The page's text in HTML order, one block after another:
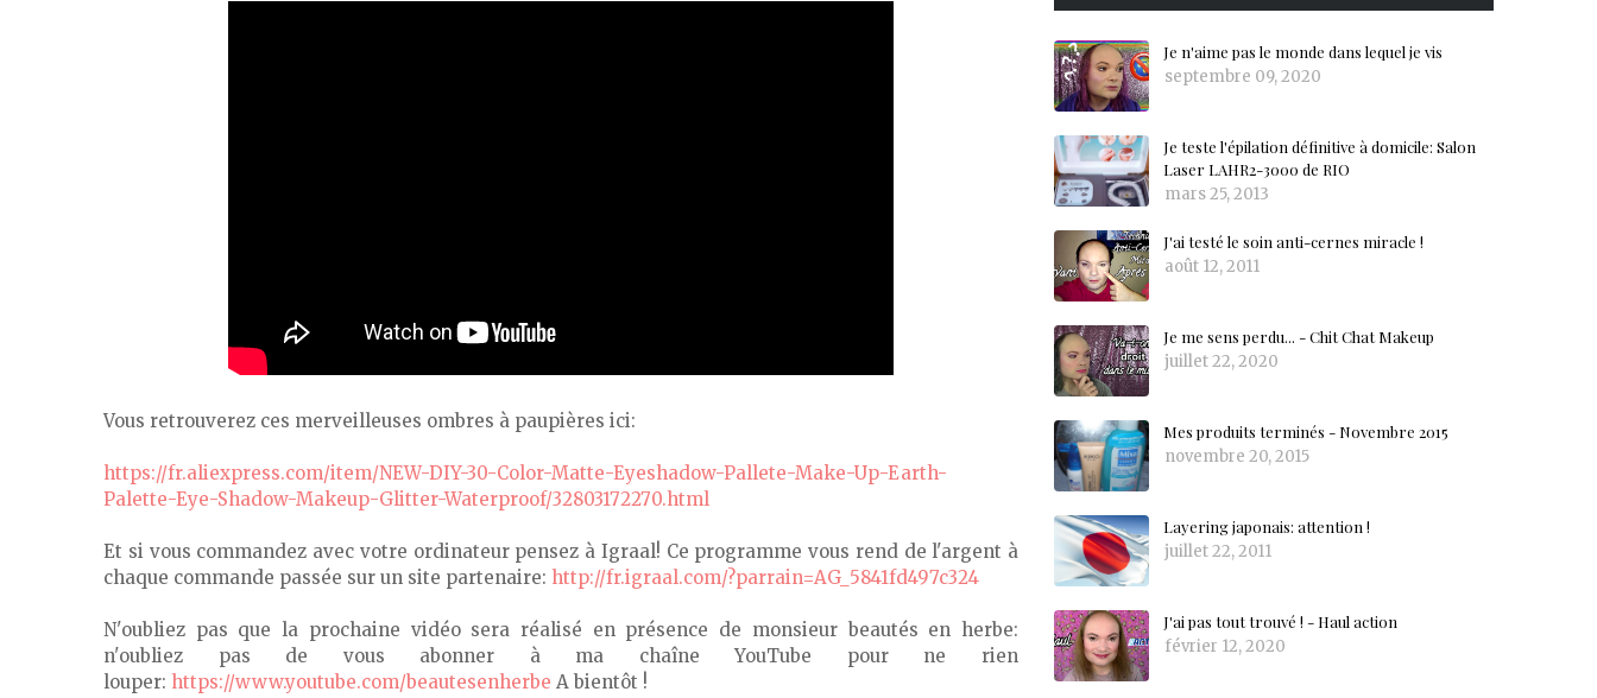
Vous retrouverez ces merveilleuses ombres à paupières ici:
https://fr.aliexpress.com/item/NEW-DIY-30-Color-Matte-Eyeshadow-Pallete-Make-Up-Earth-
Palette-Eye-Shadow-Makeup-Glitter-Waterproof/32803172270.html
Et si vous commandez avec votre ordinateur pensez à Igraal! Ce programme vous rend de l'argent à
chaque commande passée sur un site partenaire: http://fr.igraal.com/?parrain=AG_5841fd497c324
N'oubliez pas que la prochaine vidéo sera réalisé en présence de monsieur beautés en herbe:
n'oubliez pas de vous abonner à ma chaîne YouTube pour ne rien
louper: https://www.youtube.com/beautesenherbe A bientôt !
Je n'aime pas le monde dans lequel je vis
septembre 09, 2020
Je teste l'épilation définitive à domicile: Salon
Laser LAHR2-3000 de RIO
mars 25, 2013
J'ai testé le soin anti-cernes miracle !
août 12, 2011
Je me sens perdu... - Chit Chat Makeup
juillet 22, 2020
Mes produits terminés - Novembre 2015
novembre 20, 2015
Layering japonais: attention !
juillet 22, 2011
J'ai pas tout trouvé ! - Haul action
février 12, 2020